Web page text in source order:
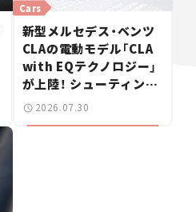
Cars
新型メルセデス・ベンツ
CLAの電動モデル「CLA
with EQテクノロジー」
が上陸！ シューティング
ブレークも発売【新車ニ
2026.07.30